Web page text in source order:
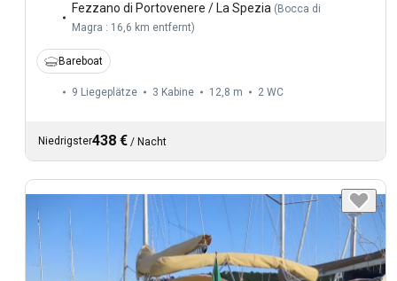
Fezzano di Portovenere / La Spezia ( Bocca di
Magra : 16,6 km entfernt)
Bareboat
9 Liegeplätze 3 Kabine 12,8 m 2 WC
Niedrigster438 € / Nacht